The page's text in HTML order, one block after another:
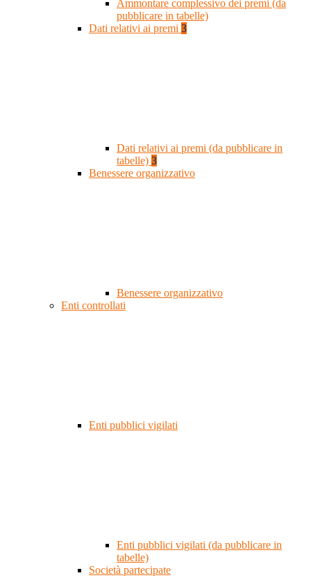
Ammontare complessivo dei premi (da
pubblicare in tabelle)
Dati relativi ai premi 3
Dati relativi ai premi (da pubblicare in
tabelle) 3
Benessere organizzativo
Benessere organizzativo
Enti controllati
Enti pubblici vigilati
Enti pubblici vigilati (da pubblicare in
tabelle)
Società partecipate